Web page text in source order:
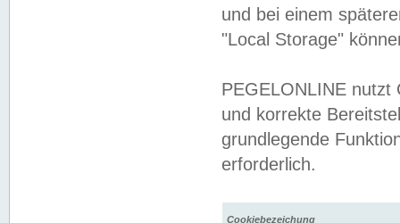
und bei einem
"Local Storage"
PEGELONLINE nutzt
und korrekte
grundlegende
erforderlich.
Cookiebezeichung